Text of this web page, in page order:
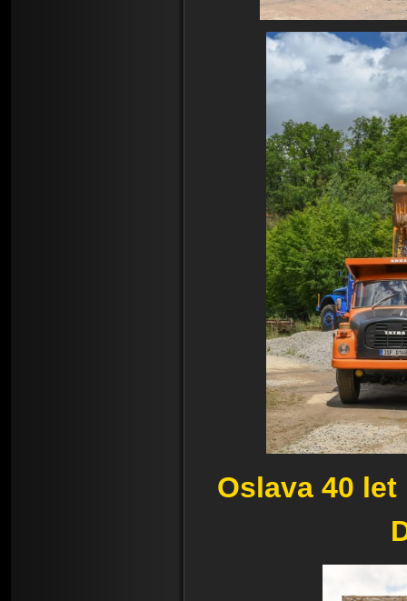
Oslava 40